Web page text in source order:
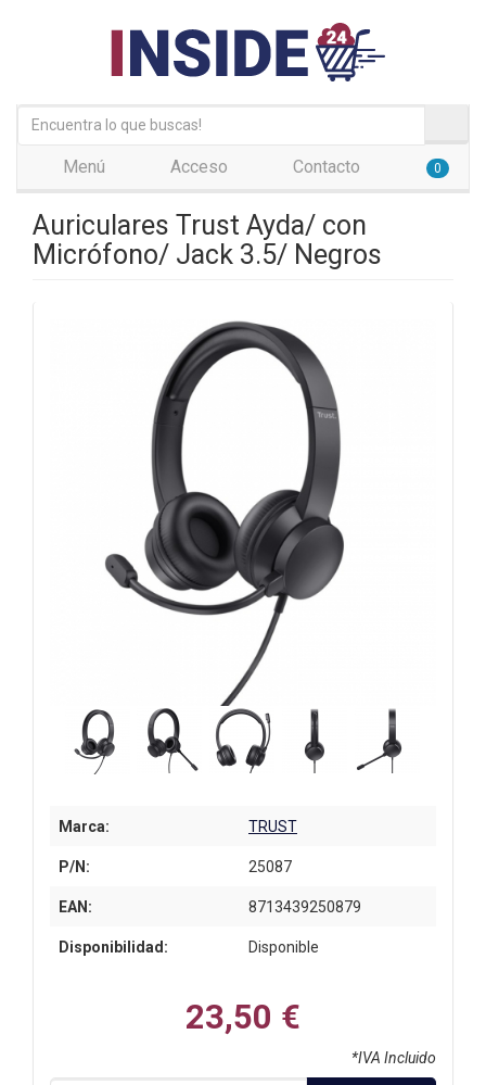
Menú Acceso Contacto 0
Auriculares Trust Ayda/ con
Micrófono/ Jack 3.5/ Negros
Marca: TRUST
P/N: 25087
EAN: 8713439250879
Disponibilidad: Disponible
23,50 €
*IVA Incluido